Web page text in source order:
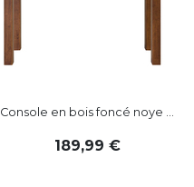
Console en bois foncé noye ...
189,99